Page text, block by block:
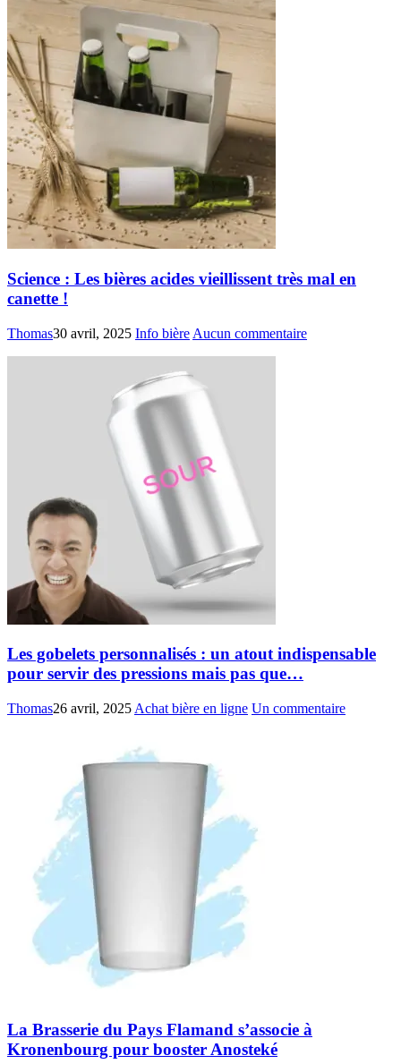
Science : Les bières acides vieillissent très mal en
canette !
Thomas30 avril, 2025 Info bière Aucun commentaire
Les gobelets personnalisés : un atout indispensable
pour servir des pressions mais pas que…
Thomas26 avril, 2025 Achat bière en ligne Un commentaire
La Brasserie du Pays Flamand s’associe à
Kronenbourg pour booster Anosteké